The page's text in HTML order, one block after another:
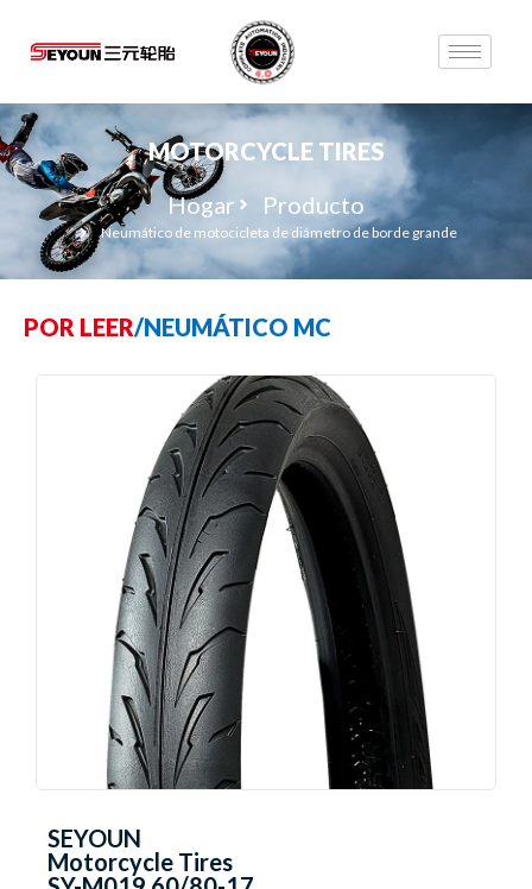
MOTORCYCLE TIRES
Hogar
Producto
Neumático de motocicleta de diámetro de borde grande
POR LEER/NEUMÁTICO MC
SEYOUN
Motorcycle Tires